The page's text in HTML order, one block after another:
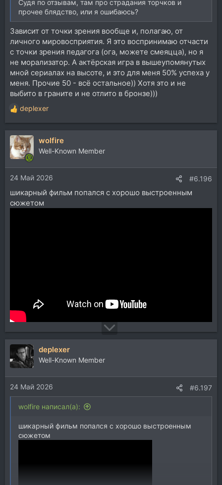
Судя по отзывам, там про страдания торчков и
прочее блядство, или я ошибаюсь?
Зависит от точки зрения вообще и, полагаю, от
личного мировосприятия. Я это воспринимаю отчасти
с точки зрения педагога (ога, можете смеяцца), но я
не морализатор. А актёрская игра в вышеупомянутых
мной сериалах на высоте, и это для меня 50% успеха у
меня. Прочие 50 - всё остальное)) Хотя это и не
выбито в граните и не отлито в бронзе)))
Р
е
а
к
ц
и
и
:
deplexer
wolfire
Well-Known Member
24 Май 2026 #6.196
шикарный фильм попался с хорошо выстроенным
сюжетом
deplexer
Well-Known Member
24 Май 2026 #6.197
wolfire написал(а):
шикарный фильм попался с хорошо выстроенным
сюжетом